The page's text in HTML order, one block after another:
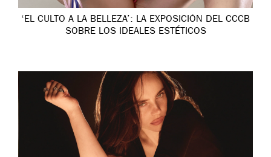
‘EL CULTO A LA BELLEZA’: LA EXPOSICIÓN DEL CCCB
SOBRE LOS IDEALES ESTÉTICOS